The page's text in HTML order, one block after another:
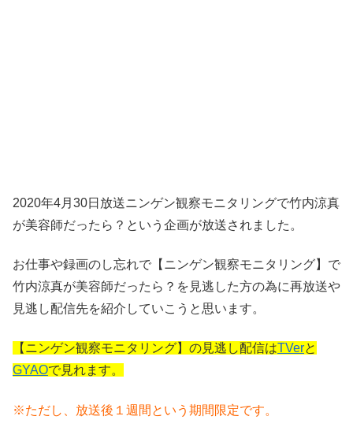
2020年4月30日放送ニンゲン観察モニタリングで竹内涼真
が美容師だったら？という企画が放送されました。
お仕事や録画のし忘れで【ニンゲン観察モニタリング】で
竹内涼真が美容師だったら？を見逃した方の為に再放送や
見逃し配信先を紹介していこうと思います。
【ニンゲン観察モニタリング】の見逃し配信はTVerと
GYAOで見れます。
※ただし、放送後１週間という期間限定です。